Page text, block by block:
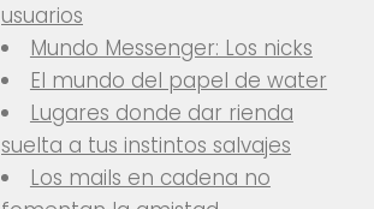
usuarios
Mundo Messenger: Los nicks
El mundo del papel de water
Lugares donde dar rienda
suelta a tus instintos salvajes
Los mails en cadena no